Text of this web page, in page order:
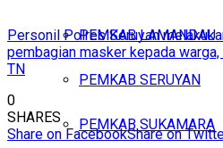
PEMKAB LAMANDAU
PEMKAB SERUYAN
PEMKAB SUKAMARA
Personil Polres Seruyan
pembagian masker kepada
TN
0
SHARES
Share on FacebookShare on